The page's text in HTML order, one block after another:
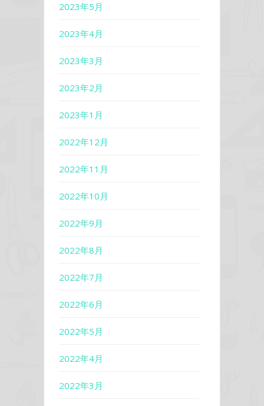
2023年5月
2023年4月
2023年3月
2023年2月
2023年1月
2022年12月
2022年11月
2022年10月
2022年9月
2022年8月
2022年7月
2022年6月
2022年5月
2022年4月
2022年3月